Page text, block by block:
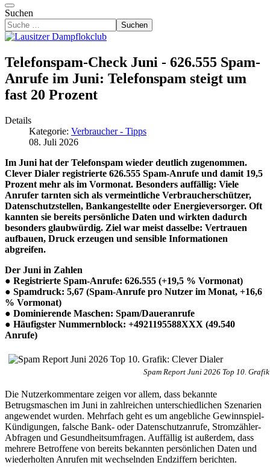
Suchen
Suchen
Telefonspam-Check Juni - 626.555 Spam-
Anrufe im Juni: Telefonspam steigt um
fast 20 Prozent
Details
Kategorie: Verbraucher - Tipps
08. Juli 2026
Im Juni hat der Telefonspam wieder deutlich zugenommen.
Clever Dialer registrierte 626.555 Spam-Anrufe und damit 19,5
Prozent mehr als im Vormonat. Besonders auffällig: Viele
Anrufer tarnten sich als vermeintliche Verbraucherschützer,
Datenschutzstellen, Bankangestellte oder Energieversorger. Oft
kannten sie bereits persönliche Daten und wirkten dadurch
besonders glaubwürdig. Ziel war meist dasselbe: Vertrauen
aufbauen, Druck erzeugen und sensible Informationen
abgreifen.
Der Juni in Zahlen
● Registrierte Spam-Anrufe: 626.555 (+19,5 % Vormonat)
● Spamdruck: 5,67 (Spam-Anrufe pro Nutzer im Monat, +16,6
% Vormonat)
● Dominierende Maschen: Spam/Daueranrufe
● Häufigster Nummernblock: +4921195588XXX (49.540
Anrufe)
Spam Report Juni 2026 Top 10.
Die Nutzerkommentare zeigen vor allem, dass bekannte
Betrugsmaschen im Juni in zahlreichen unterschiedlichen Szenarien
angewendet wurden. Mehrfach geht es um angebliche Gewinnspiel-
Kündigungen, falsche Bank- oder Datenschutzanrufe, Stromzähler-
Abfragen und Gesundheitsumfragen. Auffällig ist außerdem, dass
mehrere Betroffene von bereits bekannten persönlichen Daten und
wiederholten Anrufen mit wechselnden Endziffern berichten.